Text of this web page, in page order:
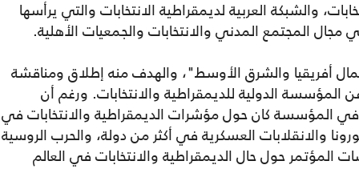
والشبكة العربية لديمقراطية الانتخابات والتي يرأسها
المجتمع المدني والانتخابات والجمعيات الأهلية.
أفريقيا والشرق الأوسط"، والهدف منه إطلاق ومناقشة
عن المؤسسة الدولية للديمقراطية والانتخابات. ورغم أن
المؤسسة كان حول مؤشرات الديمقراطية والانتخابات في
والانقلابات العسكرية في أكثر من دولة، والحرب الروسية
المؤتمر حول حال الديمقراطية والانتخابات في العالم